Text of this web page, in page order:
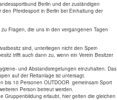
Berlin und der zuständigen
Pferdesport in Berlin bei Einhaltung der
Fragen, die uns in den vergangenen Tagen
sind, unterliegen nicht den Sperr-
trifft auch dann zu, wenn ein Verein Besitzer
und Abstandsregelungen einzuhalten. Das
auf der Reitanlage ist untersagt.
bis 10 Personen OUTDOOR gemeinsam Sport
Person betreut werden.
Gruppenbildung erlaubt, hier gelten die gleichen